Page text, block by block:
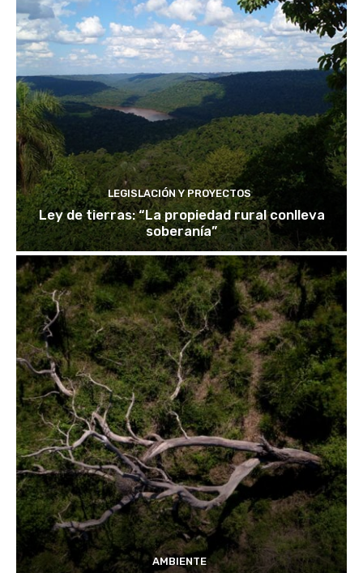
LEGISLACIÓN Y PROYECTOS
Ley de tierras: “La propiedad rural conlleva
soberanía”
AMBIENTE